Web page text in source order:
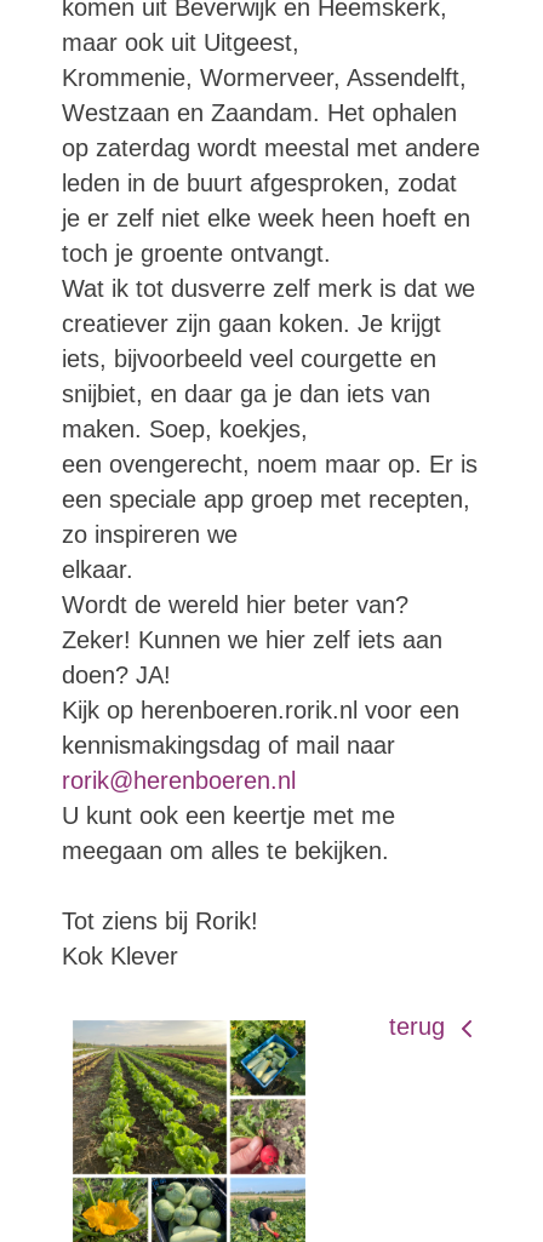
komen uit Beverwijk en Heemskerk,
maar ook uit Uitgeest,
Krommenie, Wormerveer, Assendelft,
Westzaan en Zaandam. Het ophalen
op zaterdag wordt meestal met andere
leden in de buurt afgesproken, zodat
je er zelf niet elke week heen hoeft en
toch je groente ontvangt.
Wat ik tot dusverre zelf merk is dat we
creatiever zijn gaan koken. Je krijgt
iets, bijvoorbeeld veel courgette en
snijbiet, en daar ga je dan iets van
maken. Soep, koekjes,
een ovengerecht, noem maar op. Er is
een speciale app groep met recepten,
zo inspireren we
elkaar.
Wordt de wereld hier beter van?
Zeker! Kunnen we hier zelf iets aan
doen? JA!
Kijk op herenboeren.rorik.nl voor een
kennismakingsdag of mail naar
rorik@herenboeren.nl
U kunt ook een keertje met me
meegaan om alles te bekijken.
Tot ziens bij Rorik!
Kok Klever
terug